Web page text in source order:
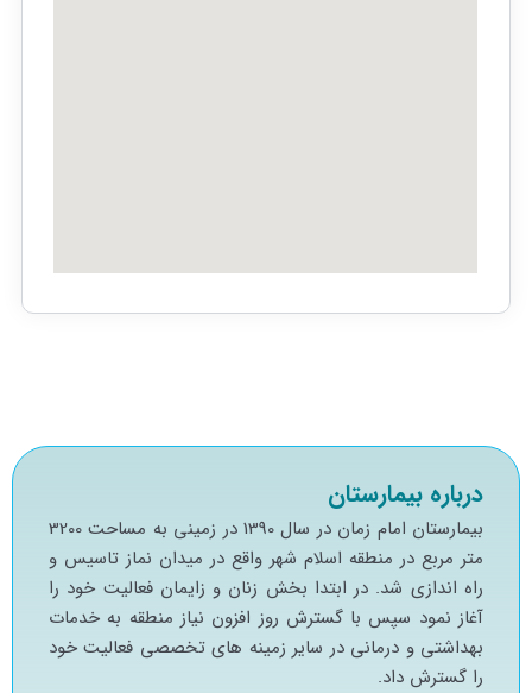
درباره بیمارستان
بيمارستان امام زمان در سال 1390 در زميني به مساحت 3200
متر مربع در منطقه اسلام شهر واقع در ميدان نماز تاسيس و
راه اندازي شد. در ابتدا بخش زنان و زايمان فعاليت خود را
آغاز نمود سپس با گسترش روز افزون نياز منطقه به خدمات
بهداشتي و درماني در ساير زمينه هاي تخصصي فعاليت خود
را گسترش داد.